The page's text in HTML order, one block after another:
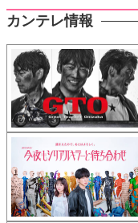
カンテレ情報